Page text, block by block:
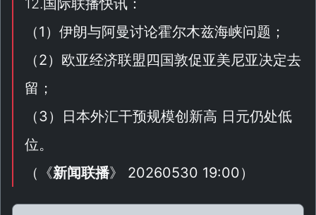
12.国际联播快讯：
（1 ）伊朗与阿曼讨论霍尔木兹海峡问题；
（2）欧亚经济联盟四国敦促亚美尼亚决定去
留；
（3）日本外汇干预规模创新高 日元仍处低
位。
（ 《新闻联播》 20260530 19:00）